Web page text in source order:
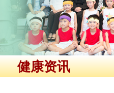
健康资讯